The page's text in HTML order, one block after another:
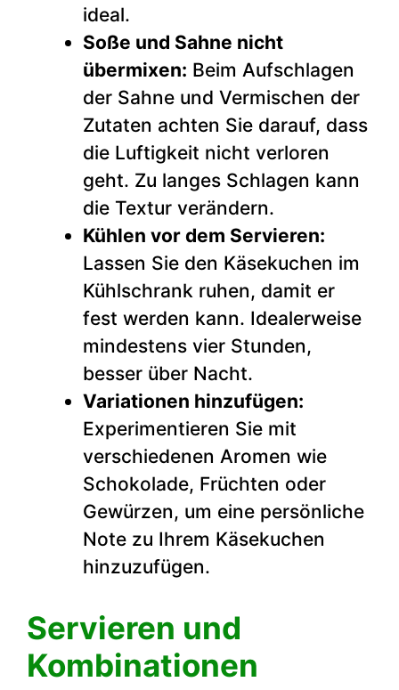
ideal.
Soße und Sahne nicht
übermixen: Beim Aufschlagen
der Sahne und Vermischen der
Zutaten achten Sie darauf, dass
die Luftigkeit nicht verloren
geht. Zu langes Schlagen kann
die Textur verändern.
Kühlen vor dem Servieren:
Lassen Sie den Käsekuchen im
Kühlschrank ruhen, damit er
fest werden kann. Idealerweise
mindestens vier Stunden,
besser über Nacht.
Variationen hinzufügen:
Experimentieren Sie mit
verschiedenen Aromen wie
Schokolade, Früchten oder
Gewürzen, um eine persönliche
Note zu Ihrem Käsekuchen
hinzuzufügen.
Servieren und
Kombinationen